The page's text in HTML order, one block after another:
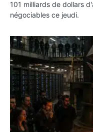
101 milliards de dollars
négociables ce jeudi.
ETH : Ethereum